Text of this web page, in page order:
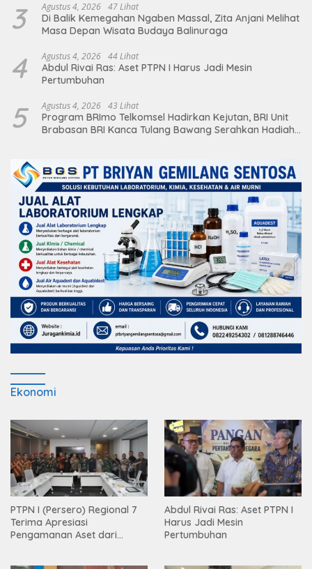
3 Agustus 4, 2026 47 Lihat
Di Balik Kemegahan Ngaben Massal, Zita Anjani Melihat
Masa Depan Wisata Budaya Balinuraga
4 Agustus 4, 2026 44 Lihat
Abdul Rivai Ras: Aset PTPN I Harus Jadi Mesin
Pertumbuhan
5 Agustus 4, 2026 43 Lihat
Program BRImo Telkomsel Hadirkan Kejutan, BRI Unit
Brabasan BRI Kanca Tulang Bawang Serahkan Hadiah
Ekonomi
PTPN I (Persero) Regional 7
Terima Apresiasi
Pengamanan Aset dari
Abdul Rivai Ras: Aset PTPN I
Harus Jadi Mesin
Pertumbuhan